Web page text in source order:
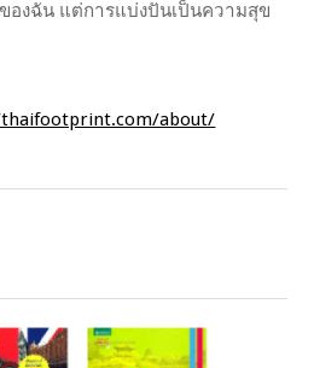
องฉัน แต่การแบ่งปันเป็นความสุข
about/